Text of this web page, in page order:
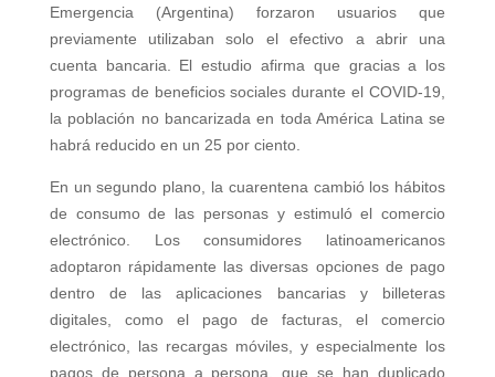
Emergencia (Argentina) forzaron usuarios que
previamente utilizaban solo el efectivo a abrir una
cuenta bancaria. El estudio afirma que gracias a los
programas de beneficios sociales durante el COVID-19,
la población no bancarizada en toda América Latina se
habrá reducido en un 25 por ciento.
En un segundo plano, la cuarentena cambió los hábitos
de consumo de las personas y estimuló el comercio
electrónico. Los consumidores latinoamericanos
adoptaron rápidamente las diversas opciones de pago
dentro de las aplicaciones bancarias y billeteras
digitales, como el pago de facturas, el comercio
electrónico, las recargas móviles, y especialmente los
pagos de persona a persona, que se han duplicado